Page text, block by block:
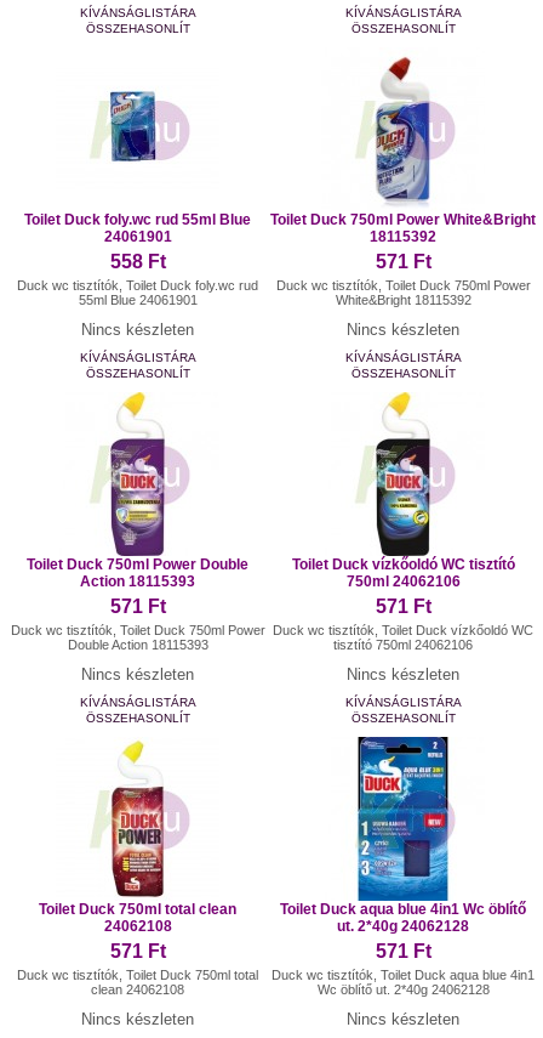
KÍVÁNSÁGLISTÁRA
ÖSSZEHASONLÍT
KÍVÁNSÁGLISTÁRA
ÖSSZEHASONLÍT
Toilet Duck foly.wc rud 55ml Blue
24061901
558 Ft
Duck wc tisztítók, Toilet Duck foly.wc rud
55ml Blue 24061901
Nincs készleten
KÍVÁNSÁGLISTÁRA
ÖSSZEHASONLÍT
Toilet Duck 750ml Power White&Bright
18115392
571 Ft
Duck wc tisztítók, Toilet Duck 750ml Power
White&Bright 18115392
Nincs készleten
KÍVÁNSÁGLISTÁRA
ÖSSZEHASONLÍT
Toilet Duck 750ml Power Double
Action 18115393
571 Ft
Duck wc tisztítók, Toilet Duck 750ml Power
Double Action 18115393
Nincs készleten
KÍVÁNSÁGLISTÁRA
ÖSSZEHASONLÍT
Toilet Duck vízkőoldó WC tisztító
750ml 24062106
571 Ft
Duck wc tisztítók, Toilet Duck vízkőoldó WC
tisztító 750ml 24062106
Nincs készleten
KÍVÁNSÁGLISTÁRA
ÖSSZEHASONLÍT
Toilet Duck 750ml total clean
24062108
571 Ft
Duck wc tisztítók, Toilet Duck 750ml total
clean 24062108
Nincs készleten
Toilet Duck aqua blue 4in1 Wc öblítő
ut. 2*40g 24062128
571 Ft
Duck wc tisztítók, Toilet Duck aqua blue 4in1
Wc öblítő ut. 2*40g 24062128
Nincs készleten